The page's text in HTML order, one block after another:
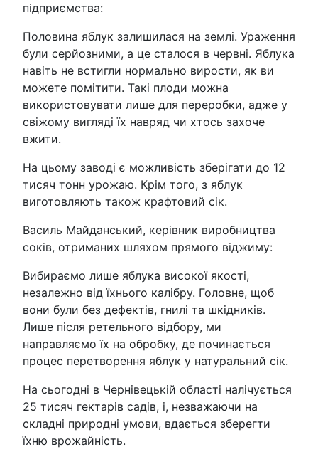
підприємства:
Половина яблук залишилася на землі. Ураження
були серйозними, а це сталося в червні. Яблука
навіть не встигли нормально вирости, як ви
можете помітити. Такі плоди можна
використовувати лише для переробки, адже у
свіжому вигляді їх навряд чи хтось захоче
вжити.
На цьому заводі є можливість зберігати до 12
тисяч тонн урожаю. Крім того, з яблук
виготовляють також крафтовий сік.
Василь Майданський, керівник виробництва
соків, отриманих шляхом прямого віджиму:
Вибираємо лише яблука високої якості,
незалежно від їхнього калібру. Головне, щоб
вони були без дефектів, гнилі та шкідників.
Лише після ретельного відбору, ми
направляємо їх на обробку, де починається
процес перетворення яблук у натуральний сік.
На сьогодні в Чернівецькій області налічується
25 тисяч гектарів садів, і, незважаючи на
складні природні умови, вдається зберегти
їхню врожайність.